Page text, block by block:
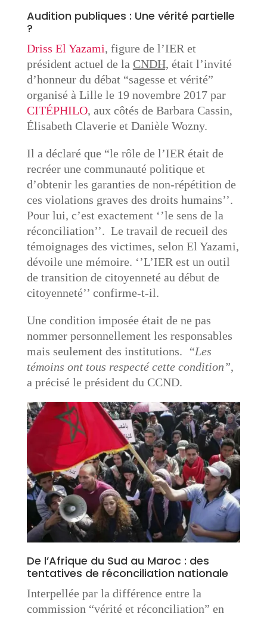
Audition publiques : Une vérité partielle
?
Driss El Yazami, figure de l’IER et
président actuel de la CNDH, était l’invité
d’honneur du débat “sagesse et vérité”
organisé à Lille le 19 novembre 2017 par
CITÉPHILO, aux côtés de Barbara Cassin,
Élisabeth Claverie et Danièle Wozny.
Il a déclaré que “le rôle de l’IER était de
recréer une communauté politique et
d’obtenir les garanties de non-répétition de
ces violations graves des droits humains’’.
Pour lui, c’est exactement ‘’le sens de la
réconciliation’’. Le travail de recueil des
témoignages des victimes, selon El Yazami,
dévoile une mémoire. ‘’L’IER est un outil
de transition de citoyenneté au début de
citoyenneté’’ confirme-t-il.
Une condition imposée était de ne pas
nommer personnellement les responsables
mais seulement des institutions.
“Les
témoins ont tous respecté cette condition”,
a précisé le président du CCND.
De l’Afrique du Sud au Maroc : des
tentatives de réconciliation nationale
Interpellée par la différence entre la
commission “vérité et réconciliation” en